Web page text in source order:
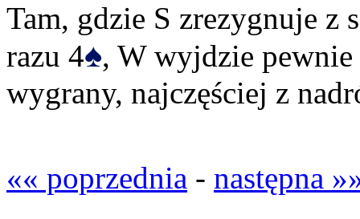
Tam, gdzie S zrezygnuje z
razu 4♠, W wyjdzie
wygrany, najczęściej z
«« poprzednia - następna